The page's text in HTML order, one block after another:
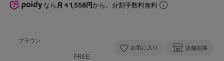
なら 月々1,558円から。分割手数料無料
ブラウン
FREE
お気に入り 店舗在庫